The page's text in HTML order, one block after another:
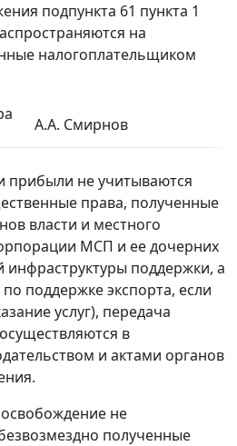
подпункта 61 пункта 1
на
налогоплательщиком
А.А. Смирнов
прибыли не учитываются
права, полученные
власти и местного
МСП и ее дочерних
инфраструктуры поддержки, а
поддержке экспорта, если
услуг), передача
в
и актами органов
не
полученные